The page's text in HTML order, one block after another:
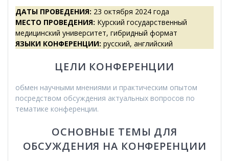
ДАТЫ ПРОВЕДЕНИЯ: 23 октября 2024 года
МЕСТО ПРОВЕДЕНИЯ: Курский государственный
медицинский университет, гибридный формат
ЯЗЫКИ КОНФЕРЕНЦИИ: русский, английский
ЦЕЛИ КОНФЕРЕНЦИИ
обмен научными мнениями и практическим опытом
посредством обсуждения актуальных вопросов по
тематике конференции.
ОСНОВНЫЕ ТЕМЫ ДЛЯ
ОБСУЖДЕНИЯ НА КОНФЕРЕНЦИИ